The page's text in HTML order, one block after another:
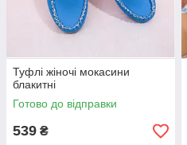
Туфлі жіночі мокасини
блакитні
Готово до відправки
539 ₴